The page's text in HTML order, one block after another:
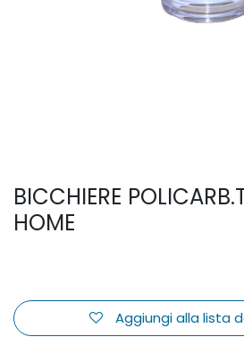
BICCHIERE
HOME
Aggiungi alla lista